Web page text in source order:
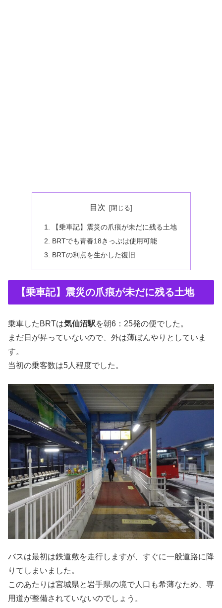
目次
【乗車記】震災の爪痕が未だに残る土地
BRTでも青春18きっぷは使用可能
BRTの利点を生かした復旧
【乗車記】震災の爪痕が未だに残る土地
乗車したBRTは気仙沼駅を朝6：25発の便でした。
まだ日が昇っていないので、外は薄ぼんやりとしていま
す。
当初の乗客数は5人程度でした。
バスは最初は鉄道敷を走行しますが、すぐに一般道路に降
りてしまいました。
このあたりは宮城県と岩手県の境で人口も希薄なため、専
用道が整備されていないのでしょう。